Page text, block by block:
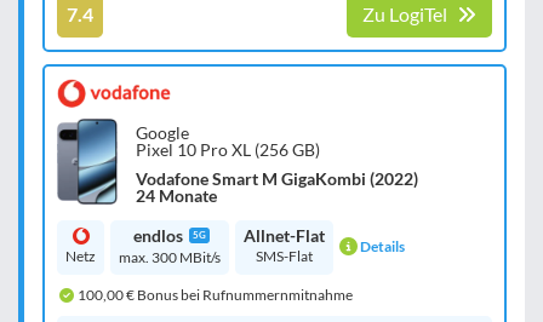
7.4 Zu LogiTel
Google
Pixel 10 Pro XL (256 GB)
Vodafone Smart M GigaKombi (2022)
24 Monate
Netz
endlos 5G
max. 300 MBit/s
Allnet-Flat
SMS-Flat Details
100,00 € Bonus bei Rufnummernmitnahme